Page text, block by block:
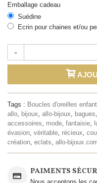
Emballage cadeau
Suédine
Ecrin pour chaines et/ou
-
Tags : Boucles d'oreilles enfant
allo, bijoux, allo-bijoux, bagues,
accessoires, mode, fantaisie,
évasion, véritable, récieux,
création, eclats, allo-
PAIMENTS